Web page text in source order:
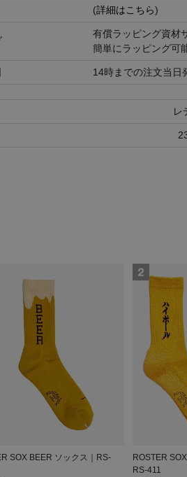
(詳細はこちら)
有償ラッピング資材
簡単にラッピング可
14時までの注文当日
レ
SOX BEER ソックス｜RS-
ROSTER
RS-411